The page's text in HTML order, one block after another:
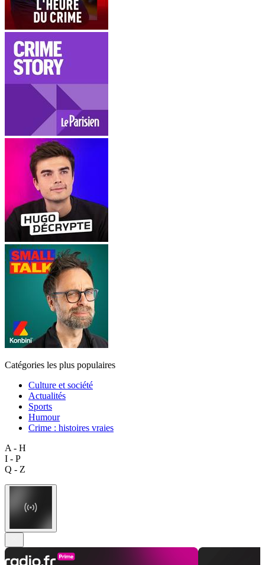
Catégories les plus populaires
Culture et société
Actualités
Sports
Humour
Crime : histoires vraies
A - H
I - P
Q - Z